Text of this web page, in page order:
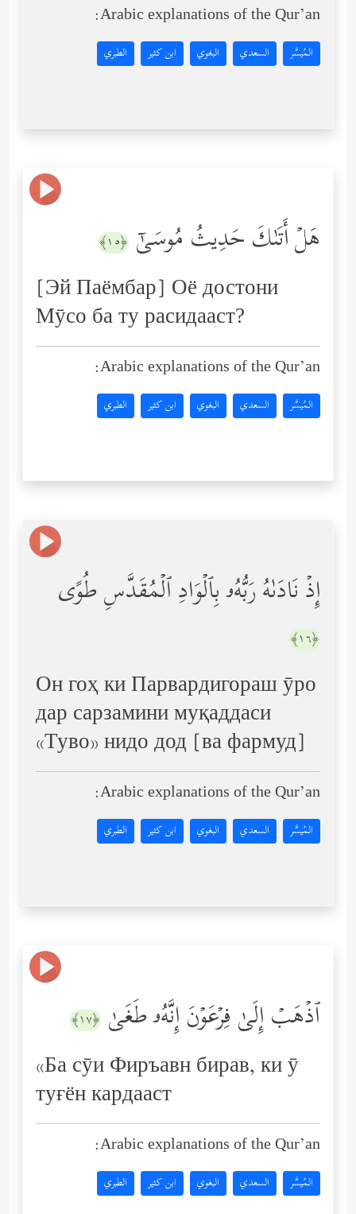
Arabic explanations of the Qur’an:
المُيسَّر السعدي البغوي ابن كثير الطبري
هَلۡ أَتَىٰكَ حَدِیثُ مُوسَىٰۤ ﴿١٥﴾
[Эй Паёмбар] Оё достони
Мӯсо ба ту расидааст?
Arabic explanations of the Qur’an:
المُيسَّر السعدي البغوي ابن كثير الطبري
إِذۡ نَادَىٰهُ رَبُّهُۥ بِٱلۡوَادِ ٱلۡمُقَدَّسِ طُوًى
﴿١٦﴾
Он гоҳ ки Парвардигораш ӯро
дар сарзамини муқаддаси
«Туво» нидо дод [ва фармуд]
Arabic explanations of the Qur’an:
المُيسَّر السعدي البغوي ابن كثير الطبري
ٱذۡهَبۡ إِلَىٰ فِرۡعَوۡنَ إِنَّهُۥ طَغَىٰ ﴿١٧﴾
«Ба сӯи Фиръавн бирав, ки ӯ
туғён кардааст
Arabic explanations of the Qur’an:
المُيسَّر السعدي البغوي ابن كثير الطبري